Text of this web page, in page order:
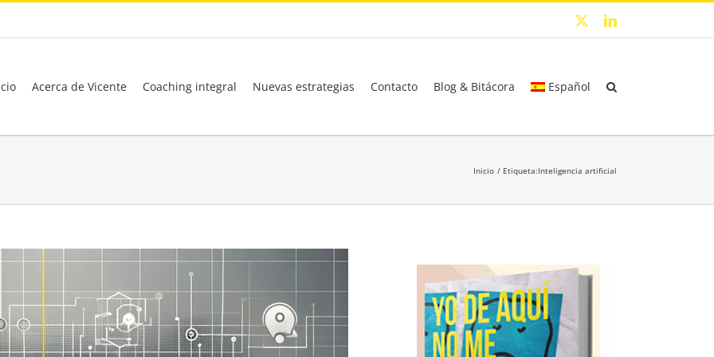
LinkedIn
Acerca de Vicente Coaching integral Nuevas estrategias Contacto Blog & Bitácora Español
Inicio Etiqueta:Inteligencia artificial